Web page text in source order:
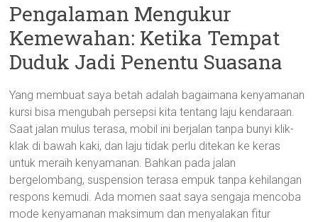
Pengalaman Mengukur
Kemewahan: Ketika Tempat
Duduk Jadi Penentu Suasana
Yang membuat saya betah adalah bagaimana kenyamanan
kursi bisa mengubah persepsi kita tentang laju kendaraan.
Saat jalan mulus terasa, mobil ini berjalan tanpa bunyi klik-
klak di bawah kaki, dan laju tidak perlu ditekan ke keras
untuk meraih kenyamanan. Bahkan pada jalan
bergelombang, suspension terasa empuk tanpa kehilangan
respons kemudi. Ada momen saat saya sengaja mencoba
mode kenyamanan maksimum dan menyalakan fitur